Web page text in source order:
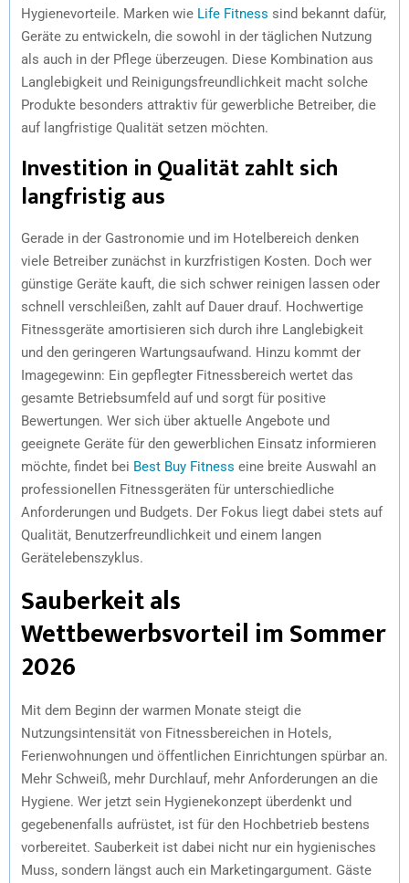
Hygienevorteile. Marken wie Life Fitness sind bekannt dafür,
Geräte zu entwickeln, die sowohl in der täglichen Nutzung
als auch in der Pflege überzeugen. Diese Kombination aus
Langlebigkeit und Reinigungsfreundlichkeit macht solche
Produkte besonders attraktiv für gewerbliche Betreiber, die
auf langfristige Qualität setzen möchten.
Investition in Qualität zahlt sich
langfristig aus
Gerade in der Gastronomie und im Hotelbereich denken
viele Betreiber zunächst in kurzfristigen Kosten. Doch wer
günstige Geräte kauft, die sich schwer reinigen lassen oder
schnell verschleißen, zahlt auf Dauer drauf. Hochwertige
Fitnessgeräte amortisieren sich durch ihre Langlebigkeit
und den geringeren Wartungsaufwand. Hinzu kommt der
Imagegewinn: Ein gepflegter Fitnessbereich wertet das
gesamte Betriebsumfeld auf und sorgt für positive
Bewertungen. Wer sich über aktuelle Angebote und
geeignete Geräte für den gewerblichen Einsatz informieren
möchte, findet bei Best Buy Fitness eine breite Auswahl an
professionellen Fitnessgeräten für unterschiedliche
Anforderungen und Budgets. Der Fokus liegt dabei stets auf
Qualität, Benutzerfreundlichkeit und einem langen
Gerätelebenszyklus.
Sauberkeit als
Wettbewerbsvorteil im Sommer
2026
Mit dem Beginn der warmen Monate steigt die
Nutzungsintensität von Fitnessbereichen in Hotels,
Ferienwohnungen und öffentlichen Einrichtungen spürbar an.
Mehr Schweiß, mehr Durchlauf, mehr Anforderungen an die
Hygiene. Wer jetzt sein Hygienekonzept überdenkt und
gegebenenfalls aufrüstet, ist für den Hochbetrieb bestens
vorbereitet. Sauberkeit ist dabei nicht nur ein hygienisches
Muss, sondern längst auch ein Marketingargument. Gäste